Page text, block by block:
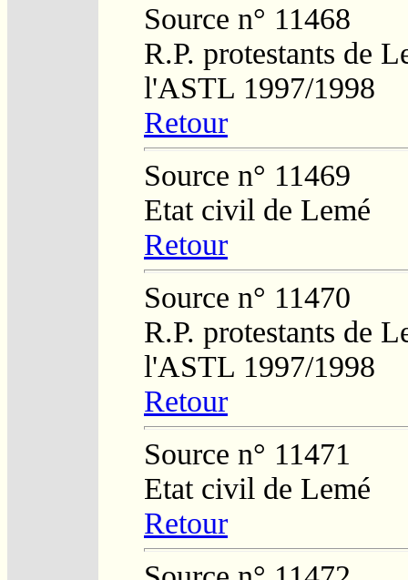
Source n° 11468
R.P. protestants de
l'ASTL 1997/1998
Retour
Source n° 11469
Etat civil de Lemé
Retour
Source n° 11470
R.P. protestants de
l'ASTL 1997/1998
Retour
Source n° 11471
Etat civil de Lemé
Retour